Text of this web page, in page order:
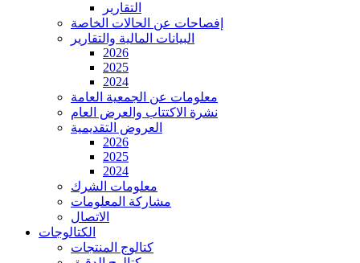
التقارير
إفصاحات عن الحالات الخاصة
البيانات المالية والتقارير
2026
2025
2024
معلومات عن الجمعية العامة
نشرة الاكتتاب والعرض العام
العروض التقديمية
2026
2025
2024
معلومات الشرك
مشاركة المعلومات
الاتصال
الكتالوجات
كتالوج المنتجات